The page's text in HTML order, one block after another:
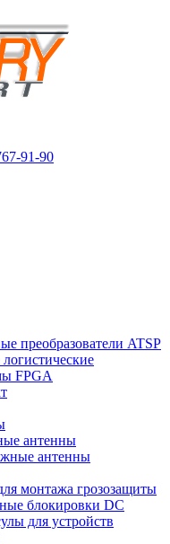
91-90
преобразователи ATSP
FPGA
антенны
антенны
монтажа грозозащиты
блокировки DC
для устройств